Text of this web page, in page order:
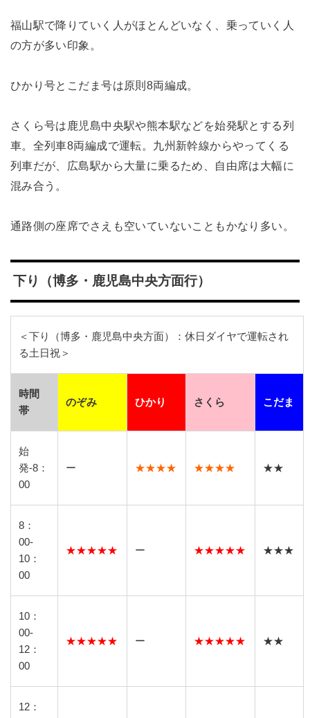
福山駅で降りていく人がほとんどいなく、乗っていく人
の方が多い印象。
ひかり号とこだま号は原則8両編成。
さくら号は鹿児島中央駅や熊本駅などを始発駅とする列
車。全列車8両編成で運転。九州新幹線からやってくる
列車だが、広島駅から大量に乗るため、自由席は大幅に
混み合う。
通路側の座席でさえも空いていないこともかなり多い。
下り（博多・鹿児島中央方面行）
＜下り（博多・鹿児島中央方面）：休日ダイヤで運転され
る土日祝＞
時間
帯
のぞみ ひかり さくら こだま
始
発-8：
00
ー ★★★★ ★★★★ ★★
8：
00-
10：
00
★★★★★ ー ★★★★★ ★★★
10：
00-
12：
00
★★★★★ ー ★★★★★ ★★
12：